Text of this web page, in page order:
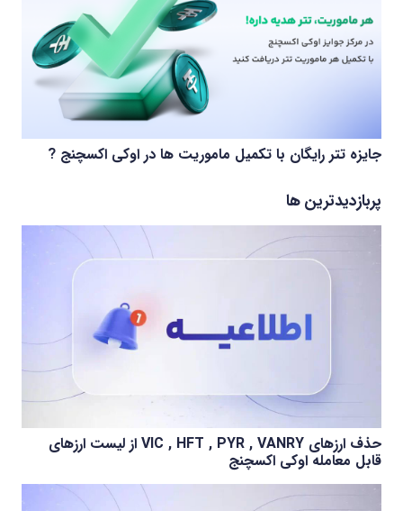
جایزه تتر رایگان با تکمیل ماموریت ها در اوکی اکسچنج ?
پربازدیدترین ها
حذف ارزهای VIC , HFT , PYR , VANRY از لیست ارزهای
قابل معامله اوکی اکسچنج